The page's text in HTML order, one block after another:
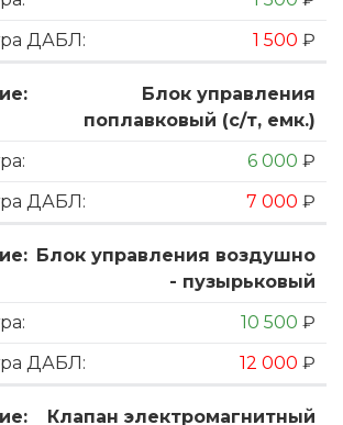
1 500 ₽
Блок управления
поплавковый (с/т, емк.)
6 000 ₽
7 000 ₽
Блок управления воздушно
- пузырьковый
10 500 ₽
12 000 ₽
Клапан электромагнитный